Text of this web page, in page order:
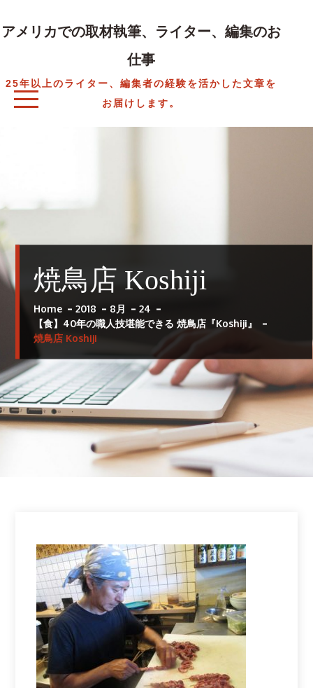
content
アメリカでの取材執筆、ライター、編集のお
仕事
25年以上のライター、編集者の経験を活かした文章を
お届けします。
焼鳥店 Koshiji
Home 2018 8月
24
【食】40年の職人技堪能できる 焼鳥店『Koshiji』
焼鳥店 Koshiji